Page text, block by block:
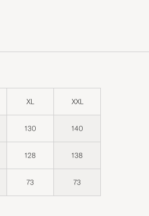
XL XXL
130 140
128 138
73 73